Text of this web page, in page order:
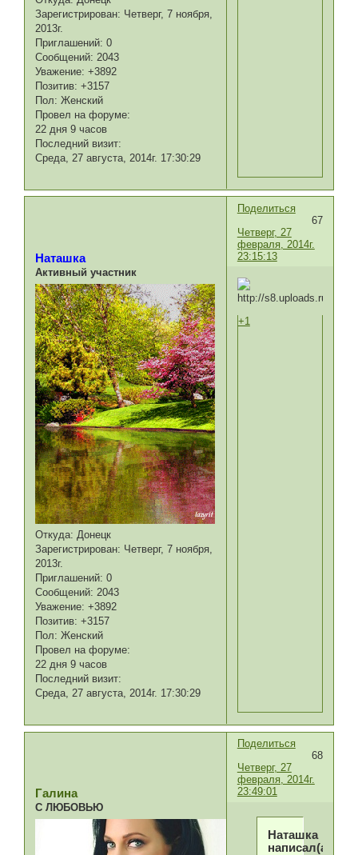
Зарегистрирован: Четверг, 7 ноября,
2013г.
Приглашений: 0
Сообщений: 2043
Уважение: +3892
Позитив: +3157
Пол: Женский
Провел на форуме:
22 дня 9 часов
Последний визит:
Среда, 27 августа, 2014г. 17:30:29
Поделиться
67
Четверг, 27
февраля, 2014г.
23:15:13
Наташка
Активный участник
Откуда: Донецк
Зарегистрирован: Четверг, 7 ноября,
2013г.
Приглашений: 0
Сообщений: 2043
Уважение: +3892
Позитив: +3157
Пол: Женский
Провел на форуме:
22 дня 9 часов
Последний визит:
Среда, 27 августа, 2014г. 17:30:29
+1
Поделиться
68
Четверг, 27
февраля, 2014г.
23:49:01
Галина
С ЛЮБОВЬЮ
Наташка
написал(а):